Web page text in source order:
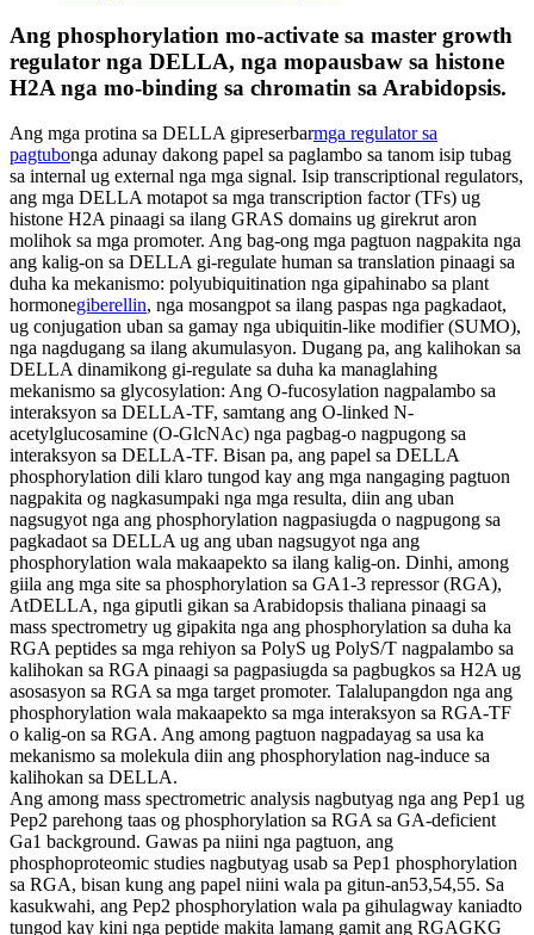
Ang phosphorylation mo-activate sa master growth
regulator nga DELLA, nga mopausbaw sa histone
H2A nga mo-binding sa chromatin sa Arabidopsis.
Ang mga protina sa DELLA gipreserbarmga regulator sa
pagtubonga adunay dakong papel sa paglambo sa tanom isip tubag
sa internal ug external nga mga signal. Isip transcriptional regulators,
ang mga DELLA motapot sa mga transcription factor (TFs) ug
histone H2A pinaagi sa ilang GRAS domains ug girekrut aron
molihok sa mga promoter. Ang bag-ong mga pagtuon nagpakita nga
ang kalig-on sa DELLA gi-regulate human sa translation pinaagi sa
duha ka mekanismo: polyubiquitination nga gipahinabo sa plant
hormonegiberellin, nga mosangpot sa ilang paspas nga pagkadaot,
ug conjugation uban sa gamay nga ubiquitin-like modifier (SUMO),
nga nagdugang sa ilang akumulasyon. Dugang pa, ang kalihokan sa
DELLA dinamikong gi-regulate sa duha ka managlahing
mekanismo sa glycosylation: Ang O-fucosylation nagpalambo sa
interaksyon sa DELLA-TF, samtang ang O-linked N-
acetylglucosamine (O-GlcNAc) nga pagbag-o nagpugong sa
interaksyon sa DELLA-TF. Bisan pa, ang papel sa DELLA
phosphorylation dili klaro tungod kay ang mga nangaging pagtuon
nagpakita og nagkasumpaki nga mga resulta, diin ang uban
nagsugyot nga ang phosphorylation nagpasiugda o nagpugong sa
pagkadaot sa DELLA ug ang uban nagsugyot nga ang
phosphorylation wala makaapekto sa ilang kalig-on. Dinhi, among
giila ang mga site sa phosphorylation sa GA1-3 repressor (RGA),
AtDELLA, nga giputli gikan sa Arabidopsis thaliana pinaagi sa
mass spectrometry ug gipakita nga ang phosphorylation sa duha ka
RGA peptides sa mga rehiyon sa PolyS ug PolyS/T nagpalambo sa
kalihokan sa RGA pinaagi sa pagpasiugda sa pagbugkos sa H2A ug
asosasyon sa RGA sa mga target promoter. Talalupangdon nga ang
phosphorylation wala makaapekto sa mga interaksyon sa RGA-TF
o kalig-on sa RGA. Ang among pagtuon nagpadayag sa usa ka
mekanismo sa molekula diin ang phosphorylation nag-induce sa
kalihokan sa DELLA.
Ang among mass spectrometric analysis nagbutyag nga ang Pep1 ug
Pep2 parehong taas og phosphorylation sa RGA sa GA-deficient
Ga1 background. Gawas pa niini nga pagtuon, ang
phosphoproteomic studies nagbutyag usab sa Pep1 phosphorylation
sa RGA, bisan kung ang papel niini wala pa gitun-an53,54,55. Sa
kasukwahi, ang Pep2 phosphorylation wala pa gihulagway kaniadto
tungod kay kini nga peptide makita lamang gamit ang RGAGKG